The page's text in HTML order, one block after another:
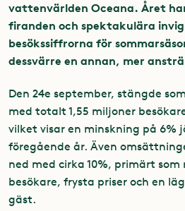
vattenvärlden Oceana. Året
firanden och spektakulära
besökssiffrorna för
dessvärre en annan, mer
Den 24e september, stängde
med totalt 1,55 miljoner
vilket visar en minskning på 6%
föregående år. Även
ned med cirka 10%, primärt
besökare, frysta priser och en
gäst.